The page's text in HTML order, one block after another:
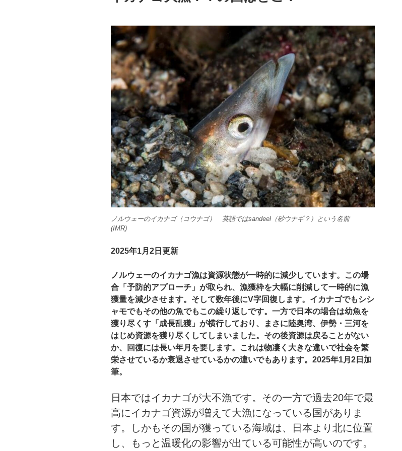
ノルウェーのイカナゴ（コウナゴ） 英語ではsandeel（砂ウナギ？）という名前
(IMR)
2025年1月2日更新
ノルウェーのイカナゴ漁は資源状態が一時的に減少しています。この場
合「予防的アプローチ」が取られ、漁獲枠を大幅に削減して一時的に漁
獲量を減少させます。そして数年後にV字回復します。イカナゴでもシシ
ャモでもその他の魚でもこの繰り返しです。一方で日本の場合は幼魚を
獲り尽くす「成長乱獲」が横行しており、まさに陸奥湾、伊勢・三河を
はじめ資源を獲り尽くしてしまいました。その後資源は戻ることがない
か、回復には長い年月を要します。これは物凄く大きな違いで社会を繁
栄させているか衰退させているかの違いでもあります。2025年1月2日加
筆。
日本ではイカナゴが大不漁です。その一方で過去20年で最
高にイカナゴ資源が増えて大漁になっている国がありま
す。しかもその国が獲っている海域は、日本より北に位置
し、もっと温暖化の影響が出ている可能性が高いのです。